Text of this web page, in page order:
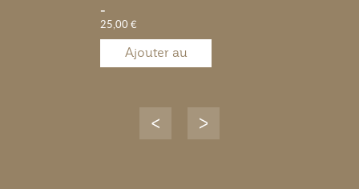
-
25,00 €
Ajouter au